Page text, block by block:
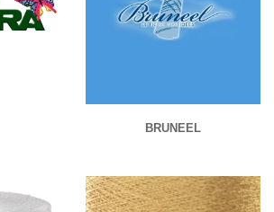
BRUNEEL